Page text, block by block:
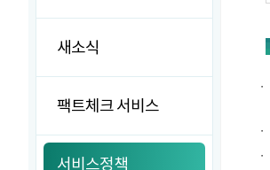
새소식
팩트체크 서비스
서비스정책